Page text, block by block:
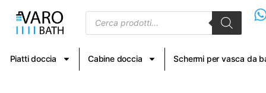
contenuto
Products
search
Piatti doccia Cabine doccia Schermi per vasca da